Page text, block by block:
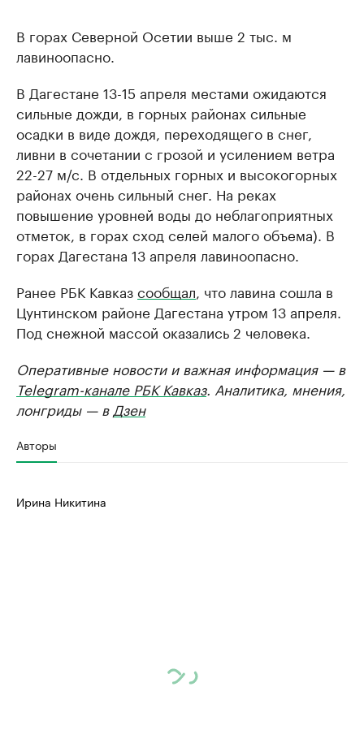
В горах Северной Осетии выше 2 тыс. м
лавиноопасно.
В Дагестане 13-15 апреля местами ожидаются
сильные дожди, в горных районах сильные
осадки в виде дождя, переходящего в снег,
ливни в сочетании с грозой и усилением ветра
22-27 м/с. В отдельных горных и высокогорных
районах очень сильный снег. На реках
повышение уровней воды до неблагоприятных
отметок, в горах сход селей малого объема). В
горах Дагестана 13 апреля лавиноопасно.
Ранее РБК Кавказсообщал , что лавина сошла в
Цунтинском районе Дагестана утром 13 апреля.
Под снежной массой оказались 2 человека.
Оперативные новости и важная информация — в
Telegram-канале РБК Кавказ. Аналитика, мнения,
лонгриды — в Дзен
Авторы
Ирина Никитина